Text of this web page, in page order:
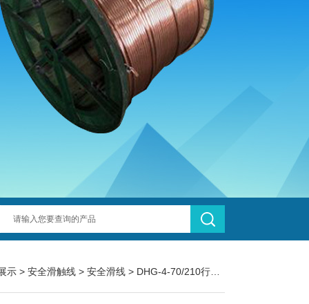
示 > 安全滑触线 > 安全滑线 > DHG-4-70/210行车滑触线*